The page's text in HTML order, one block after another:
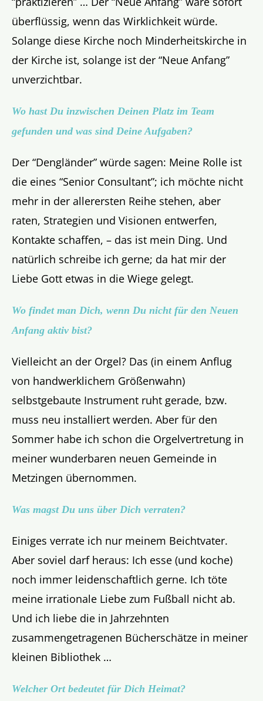
überflüssig, wenn das Wirklichkeit würde.
Solange diese Kirche noch Minderheitskirche in
der Kirche ist, solange ist der “Neue Anfang”
unverzichtbar.
Wo hast Du inzwischen Deinen Platz im Team
gefunden und was sind Deine Aufgaben?
Der “Dengländer” würde sagen: Meine Rolle ist
die eines “Senior Consultant”; ich möchte nicht
mehr in der allerersten Reihe stehen, aber
raten, Strategien und Visionen entwerfen,
Kontakte schaffen, – das ist mein Ding. Und
natürlich schreibe ich gerne; da hat mir der
Liebe Gott etwas in die Wiege gelegt.
Wo findet man Dich, wenn Du nicht für den Neuen
Anfang aktiv bist?
Vielleicht an der Orgel? Das (in einem Anflug
von handwerklichem Größenwahn)
selbstgebaute Instrument ruht gerade, bzw.
muss neu installiert werden. Aber für den
Sommer habe ich schon die Orgelvertretung in
meiner wunderbaren neuen Gemeinde in
Metzingen übernommen.
Was magst Du uns über Dich verraten?
Einiges verrate ich nur meinem Beichtvater.
Aber soviel darf heraus: Ich esse (und koche)
noch immer leidenschaftlich gerne. Ich töte
meine irrationale Liebe zum Fußball nicht ab.
Und ich liebe die in Jahrzehnten
zusammengetragenen Bücherschätze in meiner
kleinen Bibliothek …
Welcher Ort bedeutet für Dich Heimat?